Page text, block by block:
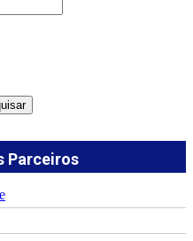
Parceiros